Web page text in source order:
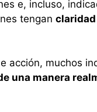
e, incluso,
tengan
acción, muchos
una manera